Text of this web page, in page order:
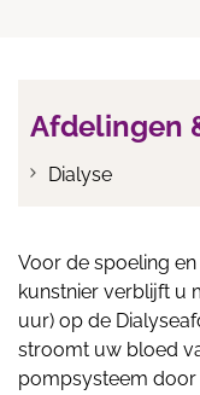
Afdelingen
Dialyse
Voor de spoeling
kunstnier verblijft u
uur) op de
stroomt uw bloed
pompsysteem door